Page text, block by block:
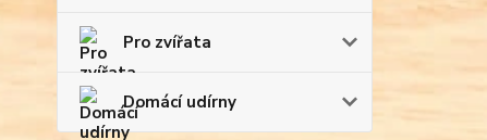
Pro zvířata
Domácí udírny